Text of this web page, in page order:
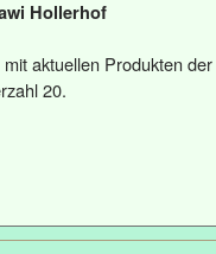
Hollerhof
aktuellen Produkten der
20.